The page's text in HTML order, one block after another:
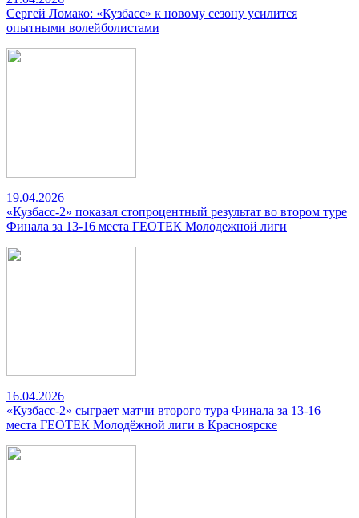
Сергей Ломако: «Кузбасс» к новому сезону усилится
опытными волейболистами
19.04.2026
«Кузбасс-2» показал стопроцентный результат во втором туре
Финала за 13-16 места ГЕОТЕК Молодежной лиги
16.04.2026
«Кузбасс-2» сыграет матчи второго тура Финала за 13-16
места ГЕОТЕК Молодёжной лиги в Красноярске